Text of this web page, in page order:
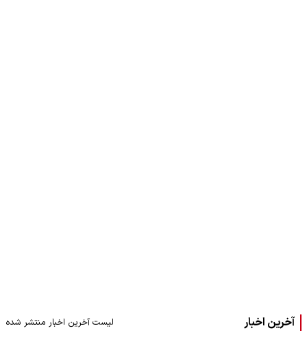
آخرین اخبار لیست آخرین اخبار منتشر شده